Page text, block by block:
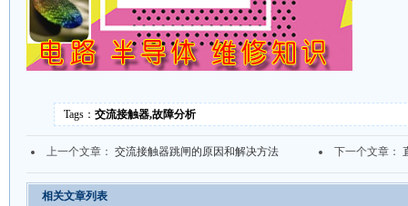
Tags： 交流接触器,故障分析
上一个文章： 交流接触器跳闸的原因和解决方法 下一个文章：
相关文章列表